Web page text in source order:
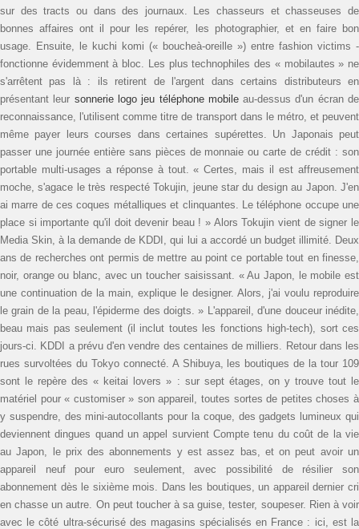
sur des tracts ou dans des journaux. Les chasseurs et chasseuses de
bonnes affaires ont il pour les repérer, les photographier, et en faire bon
usage. Ensuite, le kuchi komi (« boucheà-oreille ») entre fashion victims ­
fonctionne évidemment à bloc. Les plus technophiles des « mobilautes » ne
s'arrêtent pas là : ils re­tirent de l'argent dans certains ­dis­tributeurs en
présentant leur sonnerie logo jeu téléphone mobileau-dessus d'un écran de
reconnaissance, l'utilisent comme titre de transport dans le métro, et peuvent
même payer leurs courses dans certaines supérettes. Un Japonais peut
passer une journée entière sans pièces de monnaie ou carte de crédit : son
portable multi-usages a réponse à tout. « Certes, mais il est affreusement
moche, s'agace le très respecté Tokujin, jeune star du design au Japon. J'en
ai marre de ces coques métalliques et clinquantes. Le téléphone occupe une
place si importante qu'il doit devenir beau ! » Alors Tokujin vient de signer le
Media Skin, à la demande de KDDI, qui lui a accordé un budget illimité. Deux
ans de recherches ont permis de mettre au point ce portable tout en finesse,
noir, orange ou blanc, avec un toucher saisissant. « Au Japon, le mobile est
une continuation de la main, explique le designer. Alors, j'ai voulu reproduire
le grain de la peau, l'épiderme des doigts. » L'appareil, d'une douceur inédite,
beau mais pas seulement (il inclut toutes les fonctions high-tech), sort ces
jours-ci. KDDI a prévu d'en vendre des centaines de milliers. Retour dans les
rues survoltées du Tokyo connecté. A Shibuya, les boutiques de la tour 109
sont le repère des « keitai lovers » : sur sept étages, on y trouve tout le
matériel pour « customiser » son appareil, toutes sortes de petites choses à
y suspendre, des mini-autocollants pour la coque, des gadgets lumineux qui
deviennent dingues quand un appel survient Compte tenu du coût de la vie
au Japon, le prix des abonnements y est assez bas, et on peut avoir un
appareil neuf pour euro seulement, avec possibilité de résilier son
abonnement dès le sixième mois. Dans les boutiques, un appareil dernier cri
en chasse un autre. On peut toucher à sa guise, tester, soupeser. Rien à voir
avec le côté ultra-sécurisé des magasins spécialisés en France : ici, est la